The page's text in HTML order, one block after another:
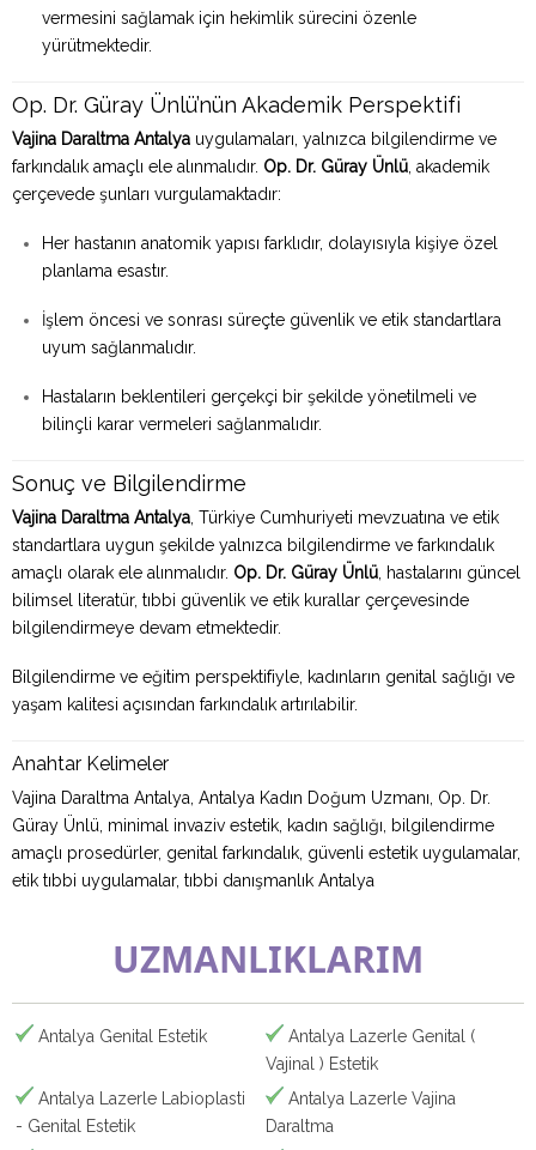
vermesini sağlamak için hekimlik sürecini özenle
yürütmektedir.
Op. Dr. Güray Ünlü’nün Akademik Perspektifi
Vajina Daraltma Antalya uygulamaları, yalnızca bilgilendirme ve
farkındalık amaçlı ele alınmalıdır. Op. Dr. Güray Ünlü, akademik
çerçevede şunları vurgulamaktadır:
Her hastanın anatomik yapısı farklıdır, dolayısıyla kişiye özel
planlama esastır.
İşlem öncesi ve sonrası süreçte güvenlik ve etik standartlara
uyum sağlanmalıdır.
Hastaların beklentileri gerçekçi bir şekilde yönetilmeli ve
bilinçli karar vermeleri sağlanmalıdır.
Sonuç ve Bilgilendirme
Vajina Daraltma Antalya, Türkiye Cumhuriyeti mevzuatına ve etik
standartlara uygun şekilde yalnızca bilgilendirme ve farkındalık
amaçlı olarak ele alınmalıdır. Op. Dr. Güray Ünlü, hastalarını güncel
bilimsel literatür, tıbbi güvenlik ve etik kurallar çerçevesinde
bilgilendirmeye devam etmektedir.
Bilgilendirme ve eğitim perspektifiyle, kadınların genital sağlığı ve
yaşam kalitesi açısından farkındalık artırılabilir.
Anahtar Kelimeler
Vajina Daraltma Antalya, Antalya Kadın Doğum Uzmanı, Op. Dr.
Güray Ünlü, minimal invaziv estetik, kadın sağlığı, bilgilendirme
amaçlı prosedürler, genital farkındalık, güvenli estetik uygulamalar,
etik tıbbi uygulamalar, tıbbi danışmanlık Antalya
UZMANLIKLARIM
Antalya Genital Estetik
Antalya Lazerle Genital (
Vajinal ) Estetik
Antalya Lazerle Labioplasti
- Genital Estetik
Antalya Lazerle Vajina
Daraltma